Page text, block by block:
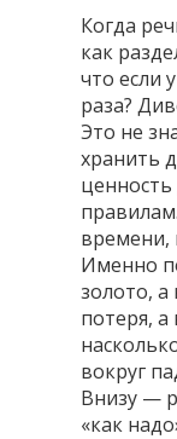
Когда
как
что если
раза?
Это не
хранить
времени,
Именно
золото,
потеря,
вокруг
Внизу —
«как